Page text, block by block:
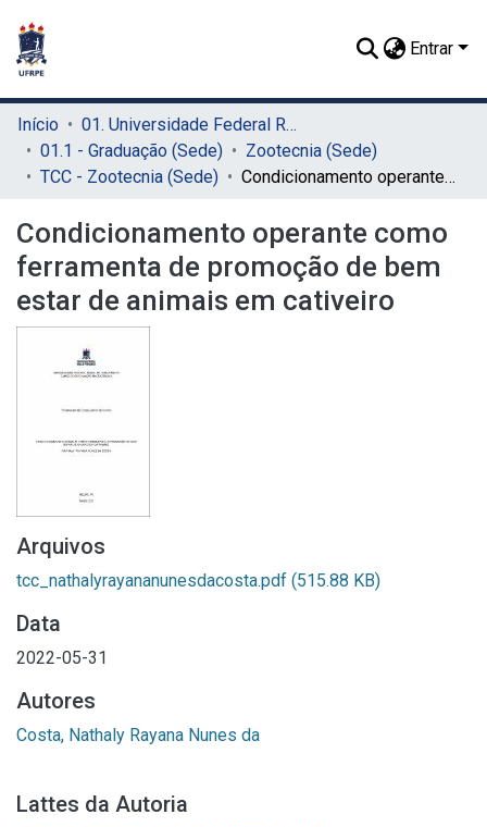
Entrar
Início
01. Universidade Federal Rural de Pernambuco - UFRPE (Sede)
01.1 - Graduação (Sede)
Zootecnia (Sede)
TCC - Zootecnia (Sede)
Condicionamento operante como ferramenta de promoção de bem estar de animais em cativeiro
Condicionamento operante como
ferramenta de promoção de bem
estar de animais em cativeiro
Arquivos
tcc_nathalyrayananunesdacosta.pdf (515.88 KB)
Data
2022-05-31
Autores
Costa, Nathaly Rayana Nunes da
Lattes da Autoria